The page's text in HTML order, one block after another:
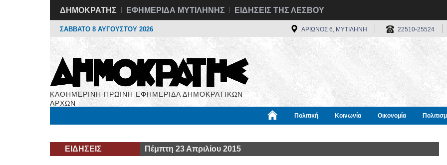
ΔΗΜΟΚΡΑΤΗΣ ΕΦΗΜΕΡΙΔΑ ΜΥΤΙΛΗΝΗΣ ΕΙΔΗΣΕΙΣ ΤΗΣ ΛΕΣΒΟΥ
ΣΑΒΒΑΤΟ 8 ΑΥΓΟΥΣΤΟΥ 2026 ΑΡΙΩΝΟΣ 6, ΜΥΤΙΛΗΝΗ 22510-25524
ΚΑΘΗΜΕΡΙΝΗ ΠΡΩΙΝΗ ΕΦΗΜΕΡΙΔΑ ΔΗΜΟΚΡΑΤΙΚΩΝ
ΑΡΧΩΝ
Πολιτική Κοινωνία Οικονομία
ΕΙΔΗΣΕΙΣ Πέμπτη 23 Απριλίου 2015